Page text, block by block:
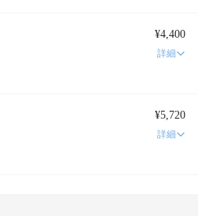
¥4,400
詳細
¥5,720
詳細